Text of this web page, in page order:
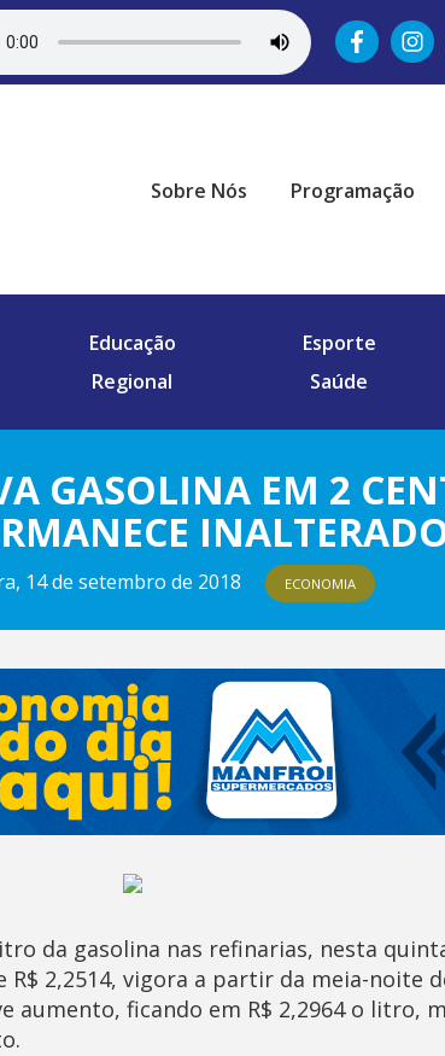
Sobre Nós Programação
Educação Esporte
Regional Saúde
GASOLINA EM 2
14 de setembro de 2018 ECONOMIA
da gasolina nas refinarias, nesta
2,2514, vigora a partir da meia-noite
aumento, ficando em R$ 2,2964 o litro,